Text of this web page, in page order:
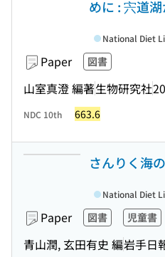
めに : 宍道
Paper 図書
山室真澄 編著生物研究社
National Diet
NDC 10th 663.6
さんりく海
Paper 図書 児童書
青山潤, 玄田有史 編岩手日
National Diet